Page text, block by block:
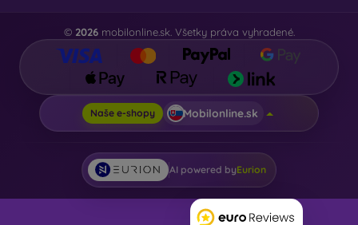
© 2026mobilonline.sk. Všetky práva vyhradené.
Naše e-shopy Mobilonline.sk
AI powered byEurion